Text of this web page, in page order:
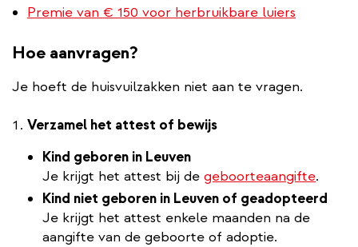
Premie van € 150 voor herbruikbare luiers
Hoe aanvragen?
Je hoeft de huisvuilzakken niet aan te vragen.
Verzamel het attest of bewijs
Kind geboren in Leuven
Je krijgt het attest bij de geboorteaangifte.
Kind niet geboren in Leuven of geadopteerd
Je krijgt het attest enkele maanden na de
aangifte van de geboorte of adoptie.